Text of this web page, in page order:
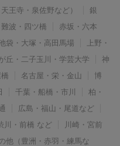
王寺・泉佐野など）
銀
波・四ツ橋
赤坂・六本
袋・大塚・高田馬場
上野・
丘・二子玉川・学芸大学
神
名古屋・栄・金山
博
千葉・船橋・市川
柏・
広島・福山・尾道など
川・前橋 など
川崎・宮前
他（豊洲・赤羽・練馬な